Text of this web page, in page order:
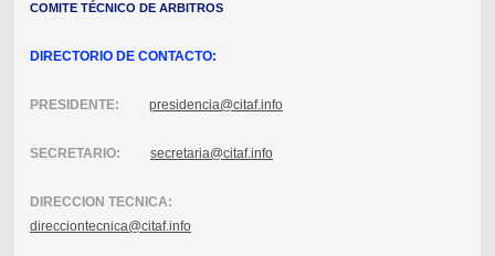
COMITE TÉCNICO DE ARBITROS
DIRECTORIO DE CONTACTO:
PRESIDENTE: presidencia@citaf.info
SECRETARIO: secretaria@citaf.info
DIRECCION TECNICA:
direcciontecnica@citaf.info